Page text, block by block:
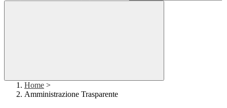
Home >
Amministrazione Trasparente